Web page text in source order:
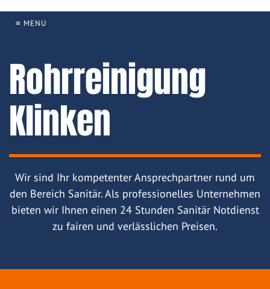
≡ MENU
Rohrreinigung
Klinken
Wir sind Ihr kompetenter Ansprechpartner rund um
den Bereich Sanitär. Als professionelles Unternehmen
bieten wir Ihnen einen 24 Stunden Sanitär Notdienst
zu fairen und verlässlichen Preisen.